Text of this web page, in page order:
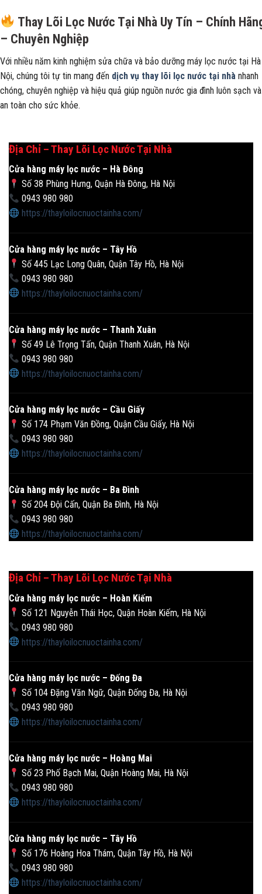
Thay Lõi Lọc Nước Tại Nhà Uy Tín – Chính
– Chuyên Nghiệp
Với nhiều năm kinh nghiệm sửa chữa và bảo dưỡng máy lọc nước tại Hà
Nội, chúng tôi tự tin mang đến dịch vụ thay lõi lọc nước tại nhà nhanh
chóng, chuyên nghiệp và hiệu quả giúp nguồn nước gia đình luôn sạch và
an toàn cho sức khỏe.
Địa Chỉ – Thay Lõi Lọc Nước Tại Nhà
Cửa hàng máy lọc nước – Hà Đông
Số 38 Phùng Hưng, Quận Hà Đông, Hà Nội
0943 980 980
https://thayloilocnuoctainha.com/
Cửa hàng máy lọc nước – Tây Hồ
Số 445 Lạc Long Quân, Quận Tây Hồ, Hà Nội
0943 980 980
https://thayloilocnuoctainha.com/
Cửa hàng máy lọc nước – Thanh Xuân
Số 49 Lê Trọng Tấn, Quận Thanh Xuân, Hà Nội
0943 980 980
https://thayloilocnuoctainha.com/
Cửa hàng máy lọc nước – Cầu Giấy
Số 174 Phạm Văn Đồng, Quận Cầu Giấy, Hà Nội
0943 980 980
https://thayloilocnuoctainha.com/
Cửa hàng máy lọc nước – Ba Đình
Số 204 Đội Cấn, Quận Ba Đình, Hà Nội
0943 980 980
https://thayloilocnuoctainha.com/
Địa Chỉ – Thay Lõi Lọc Nước Tại Nhà
Cửa hàng máy lọc nước – Hoàn Kiếm
Số 121 Nguyễn Thái Học, Quận Hoàn Kiếm, Hà Nội
0943 980 980
https://thayloilocnuoctainha.com/
Cửa hàng máy lọc nước – Đống Đa
Số 104 Đặng Văn Ngữ, Quận Đống Đa, Hà Nội
0943 980 980
https://thayloilocnuoctainha.com/
Cửa hàng máy lọc nước – Hoàng Mai
Số 23 Phố Bạch Mai, Quận Hoàng Mai, Hà Nội
0943 980 980
https://thayloilocnuoctainha.com/
Cửa hàng máy lọc nước – Tây Hồ
Số 176 Hoàng Hoa Thám, Quận Tây Hồ, Hà Nội
0943 980 980
https://thayloilocnuoctainha.com/